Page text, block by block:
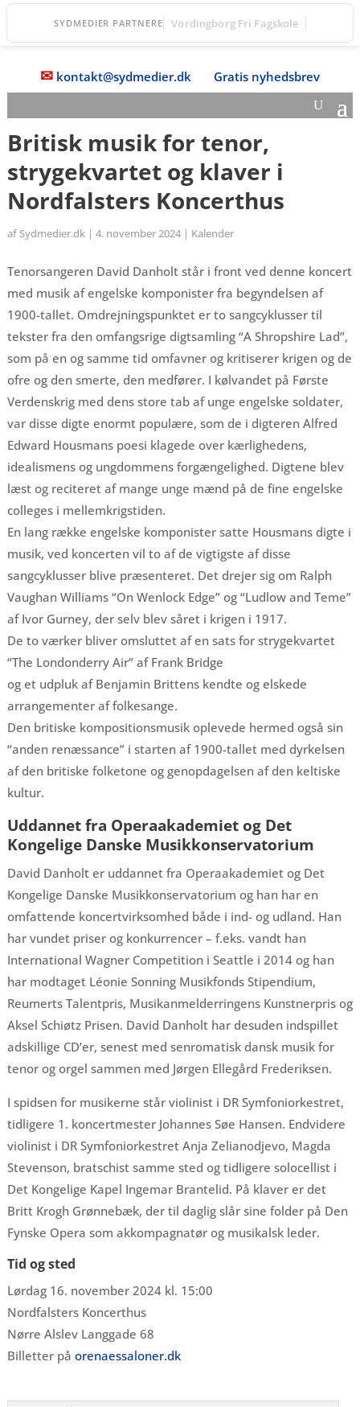
SYDMEDIER PARTNERE Vordingborg Fri Fagskole
✉ kontakt@sydmedier.dk Gratis nyhedsbrev
Britisk musik for tenor,
strygekvartet og klaver i
Nordfalsters Koncerthus
af Sydmedier.dk| 4. november 2024| Kalender
Tenorsangeren David Danholt står i front ved denne koncert
med musik af engelske komponister fra begyndelsen af
1900-tallet. Omdrejningspunktet er to sangcyklusser til
tekster fra den omfangsrige digtsamling “A Shropshire Lad”,
som på en og samme tid omfavner og kritiserer krigen og de
ofre og den smerte, den medfører. I kølvandet på Første
Verdenskrig med dens store tab af unge engelske soldater,
var disse digte enormt populære, som de i digteren Alfred
Edward Housmans poesi klagede over kærlighedens,
idealismens og ungdommens forgængelighed. Digtene blev
læst og reciteret af mange unge mænd på de fine engelske
colleges i mellemkrigstiden.
En lang række engelske komponister satte Housmans digte i
musik, ved koncerten vil to af de vigtigste af disse
sangcyklusser blive præsenteret. Det drejer sig om Ralph
Vaughan Williams “On Wenlock Edge” og “Ludlow and Teme”
af Ivor Gurney, der selv blev såret i krigen i 1917.
De to værker bliver omsluttet af en sats for strygekvartet
“The Londonderry Air” af Frank Bridge
og et udpluk af Benjamin Brittens kendte og elskede
arrangementer af folkesange.
Den britiske kompositionsmusik oplevede hermed også sin
“anden renæssance” i starten af 1900-tallet med dyrkelsen
af den britiske folketone og genopdagelsen af den keltiske
kultur.
Uddannet fra Operaakademiet og Det
Kongelige Danske Musikkonservatorium
David Danholt er uddannet fra Operaakademiet og Det
Kongelige Danske Musikkonservatorium og han har en
omfattende koncertvirksomhed både i ind- og udland. Han
har vundet priser og konkurrencer – f.eks. vandt han
International Wagner Competition i Seattle i 2014 og han
har modtaget Léonie Sonning Musikfonds Stipendium,
Reumerts Talentpris, Musikanmelderringens Kunstnerpris og
Aksel Schiøtz Prisen. David Danholt har desuden indspillet
adskillige CD’er, senest med senromatisk dansk musik for
tenor og orgel sammen med Jørgen Ellegård Frederiksen.
I spidsen for musikerne står violinist i DR Symfoniorkestret,
tidligere 1. koncertmester Johannes Søe Hansen. Endvidere
violinist i DR Symfoniorkestret Anja Zelianodjevo, Magda
Stevenson, bratschist samme sted og tidligere solocellist i
Det Kongelige Kapel Ingemar Brantelid. På klaver er det
Britt Krogh Grønnebæk, der til daglig slår sine folder på Den
Fynske Opera som akkompagnatør og musikalsk leder.
Tid og sted
Lørdag 16. november 2024 kl. 15:00
Nordfalsters Koncerthus
Nørre Alslev Langgade 68
Billetter på orenaessaloner.dk